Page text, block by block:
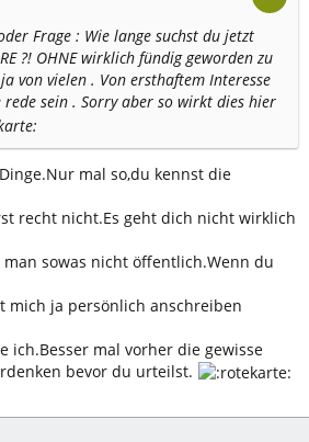
Frage : Wie lange suchst du jetzt
?! OHNE wirklich fündig geworden zu
von vielen . Von ersthaftem Interesse
sein . Sorry aber so wirkt dies hier
mal so,du kennst die
recht nicht.Es geht dich nicht wirklich
sowas nicht öffentlich.Wenn du
mich ja persönlich anschreiben
ich.Besser mal vorher die gewisse
bevor du urteilst.